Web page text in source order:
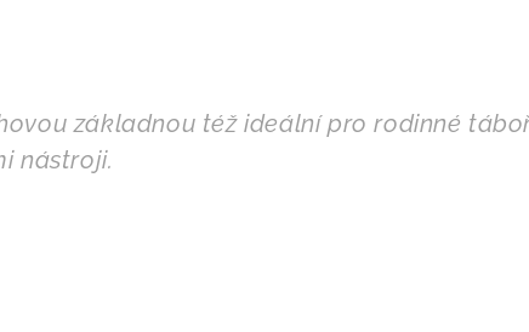
základnou též ideální pro rodinné
nástroji.